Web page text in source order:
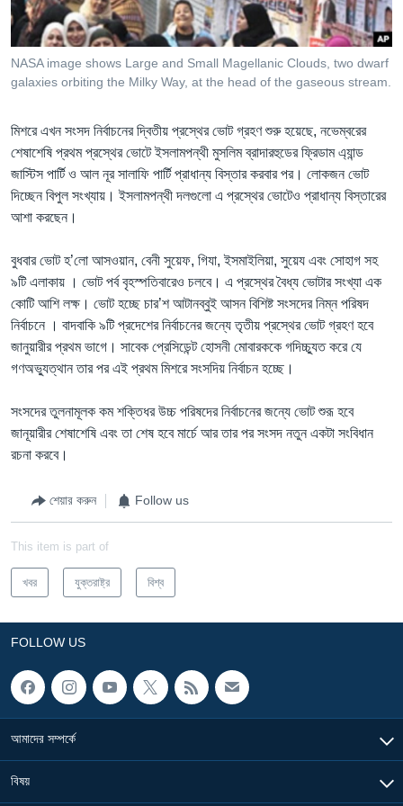
Learning English
FOLLOW US
অন্য ভাষায় ওয়েব সাইট
NASA image shows Large and Small Magellanic Clouds, two dwarf
galaxies orbiting the Milky Way, at the head of the gaseous stream.
মিশরে এখন সংসদ নির্বাচনের দ্বিতীয় প্রস্থের ভোট গ্রহণ শুরু হয়েছে, নভেম্বরের
শেষাশেষি প্রথম প্রস্থের ভোটে ইসলামপন্থী মুসলিম ব্রাদারহুডের ফ্রিডাম এ্যান্ড
জাস্টিস পার্টি ও আল নূর সালাফি পার্টি প্রাধান্য বিস্তার করবার পর। লোকজন ভোট
দিচ্ছেন বিপুল সংখ্যায়। ইসলামপন্থী দলগুলো এ প্রস্থের ভোটেও প্রাধান্য বিস্তারের
আশা করছেন।
বুধবার ভোট হ’লো আসওয়ান, বেনী সুয়েফ, গিযা, ইসমাইলিয়া, সুয়েয এবং সোহাগ সহ
৯টি এলাকায় । ভোট পর্ব বৃহস্পতিবারেও চলবে। এ প্রস্থের বৈধ্য ভোটার সংখ্যা এক
কোটি আশি লক্ষ। ভোট হচ্ছে চার’শ আটানব্বুই আসন বিশিষ্ট সংসদের নিম্ন পরিষদ
নির্বাচনে । বাদবাকি ৯টি প্রদেশের নির্বাচনের জন্যে তৃতীয় প্রস্থের ভোট গ্রহণ হবে
জানুয়ারীর প্রথম ভাগে। সাবেক প্রেসিডেন্ট হোসনী মোবারককে গদিচ্চ্যুত করে যে
গণঅভ্যুত্থান তার পর এই প্রথম মিশরে সংসদিয় নির্বাচন হচ্ছে।
সংসদের তুলনামূলক কম শক্তিধর উচ্চ পরিষদের নির্বাচনের জন্যে ভোট শুরূ হবে
জানূয়ারীর শেষাশেষি এবং তা শেষ হবে মার্চে আর তার পর সংসদ নতুন একটা সংবিধান
রচনা করবে।
শেয়ার করুন Follow us
This item is part of
খবর যুক্তরাষ্ট্র বিশ্ব
FOLLOW US
আমাদের সম্পর্কে
বিষয়